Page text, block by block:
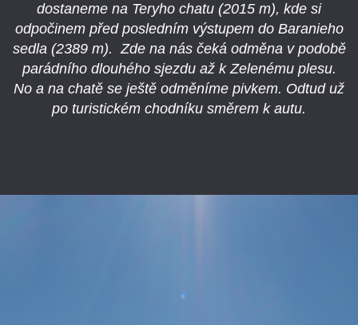
dostaneme na Teryho chatu (2015 m), kde si
odpočinem před posledním výstupem do Baranieho
sedla (2389 m). Zde na nás čeká odměna v podobě
parádního dlouhého sjezdu až k Zelenému plesu.
No a na chatě se ještě odměníme pivkem. Odtud už
po turistickém chodníku směrem k autu.